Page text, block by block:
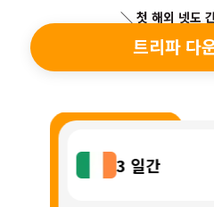
＼ 첫 해외 넷도
트리파 다
3 일간